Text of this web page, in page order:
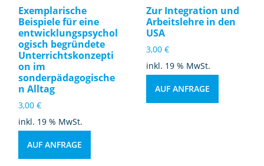
h
of
s
o
w
ie
d
e
r
Ja
k
Exemplarische
Beispiele für eine
entwicklungspsychol
ogisch begründete
Unterrichtskonzepti
on im
sonderpädagogische
n Alltag
3,00 €
inkl. 19 % MwSt.
AUF ANFRAGE
Zur Integration und
Arbeitslehre in den
USA
3,00 €
inkl. 19 % MwSt.
AUF ANFRAGE